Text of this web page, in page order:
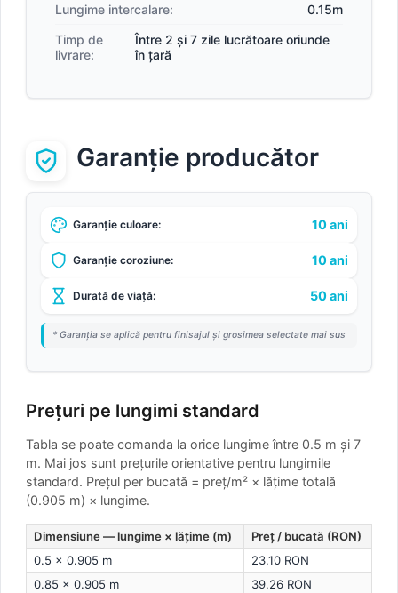
Lungime intercalare:
0.15m
Timp de
livrare:
Între 2 și 7 zile lucrătoare oriunde
în țară
Garanție producător
Garanție culoare: 10 ani
Garanție coroziune: 10 ani
Durată de viață: 50 ani
* Garanția se aplică pentru finisajul și grosimea selectate mai sus
Prețuri pe lungimi standard
Tabla se poate comanda la orice lungime între 0.5 m și 7
m. Mai jos sunt prețurile orientative pentru lungimile
standard. Prețul per bucată = preț/m² × lățime totală
(0.905 m) × lungime.
Dimensiune — lungime × lățime (m)
Preț / bucată (RON)
0.5 × 0.905 m
23.10 RON
0.85 × 0.905 m
39.26 RON